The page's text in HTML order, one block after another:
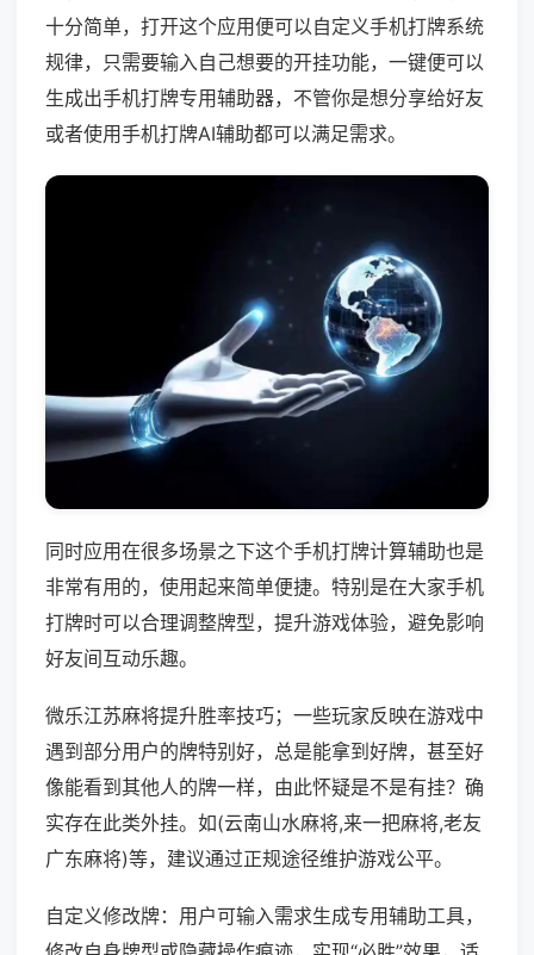
十分简单，打开这个应用便可以自定义手机打牌系统
规律，只需要输入自己想要的开挂功能，一键便可以
生成出手机打牌专用辅助器，不管你是想分享给好友
或者使用手机打牌AI辅助都可以满足需求。
同时应用在很多场景之下这个手机打牌计算辅助也是
非常有用的，使用起来简单便捷。特别是在大家手机
打牌时可以合理调整牌型，提升游戏体验，避免影响
好友间互动乐趣。
微乐江苏麻将提升胜率技巧；一些玩家反映在游戏中
遇到部分用户的牌特别好，总是能拿到好牌，甚至好
像能看到其他人的牌一样，由此怀疑是不是有挂？确
实存在此类外挂。如(云南山水麻将,来一把麻将,老友
广东麻将)等，建议通过正规途径维护游戏公平。
自定义修改牌：用户可输入需求生成专用辅助工具，